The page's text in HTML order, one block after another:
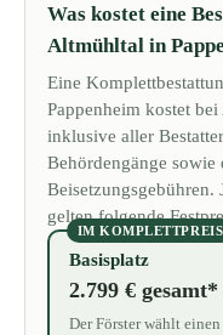
Was kostet eine
Altmühltal in
Eine
Pappenheim kostet bei
inklusive aller
Behördengänge sowie
Beisetzungsgebühren.
gelten folgende
IM KOMPLETTPREIS
Basisplatz
2.799 € gesamt*
Der Förster wählt